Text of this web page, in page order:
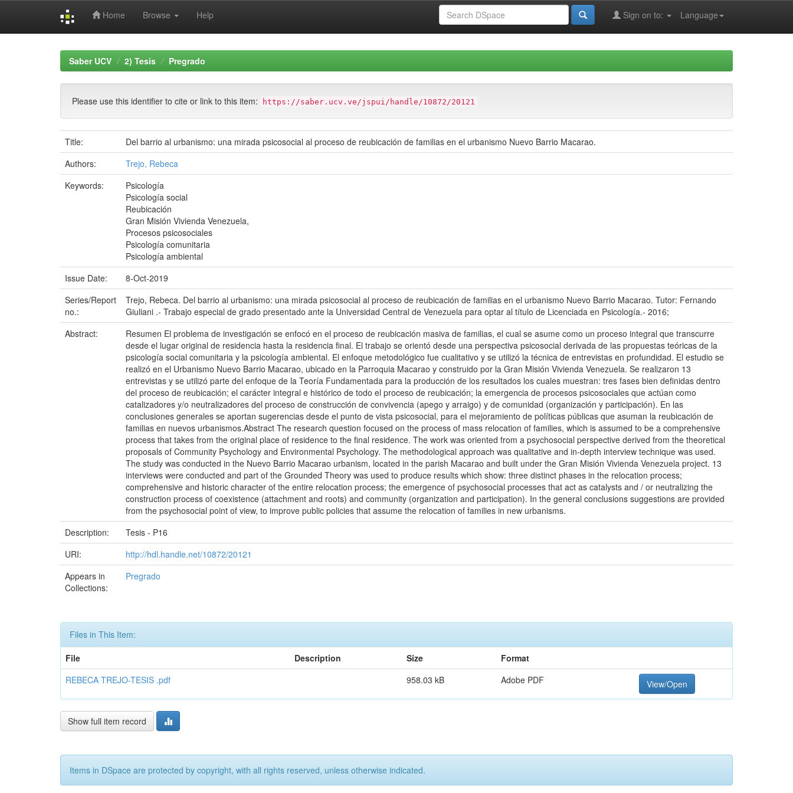
Home Browse Help Language
Sign on to:
Saber UCV 2) Tesis Pregrado
Please use this identifier to cite or link to this item: https://saber.ucv.ve/jspui/handle/10872/20121
Title:
Del barrio al urbanismo: una mirada psicosocial al proceso de reubicación de familias en el urbanismo Nuevo Barrio Macarao.
Authors:
Trejo, Rebeca
Keywords:
Psicología
Psicología social
Reubicación
Gran Misión Vivienda Venezuela,
Procesos psicosociales
Psicología comunitaria
Psicología ambiental
Issue Date:
8-Oct-2019
Series/Report
no.:
Trejo, Rebeca. Del barrio al urbanismo: una mirada psicosocial al proceso de reubicación de familias en el urbanismo Nuevo Barrio Macarao. Tutor: Fernando
Giuliani .- Trabajo especial de grado presentado ante la Universidad Central de Venezuela para optar al título de Licenciada en Psicología.- 2016;
Abstract:
Resumen El problema de investigación se enfocó en el proceso de reubicación masiva de familias, el cual se asume como un proceso integral que transcurre
desde el lugar original de residencia hasta la residencia final. El trabajo se orientó desde una perspectiva psicosocial derivada de las propuestas teóricas de la
psicología social comunitaria y la psicología ambiental. El enfoque metodológico fue cualitativo y se utilizó la técnica de entrevistas en profundidad. El estudio se
realizó en el Urbanismo Nuevo Barrio Macarao, ubicado en la Parroquia Macarao y construido por la Gran Misión Vivienda Venezuela. Se realizaron 13
entrevistas y se utilizó parte del enfoque de la Teoría Fundamentada para la producción de los resultados los cuales muestran: tres fases bien definidas dentro
del proceso de reubicación; el carácter integral e histórico de todo el proceso de reubicación; la emergencia de procesos psicosociales que actúan como
catalizadores y/o neutralizadores del proceso de construcción de convivencia (apego y arraigo) y de comunidad (organización y participación). En las
conclusiones generales se aportan sugerencias desde el punto de vista psicosocial, para el mejoramiento de políticas públicas que asuman la reubicación de
familias en nuevos urbanismos.Abstract The research question focused on the process of mass relocation of families, which is assumed to be a comprehensive
process that takes from the original place of residence to the final residence. The work was oriented from a psychosocial perspective derived from the theoretical
proposals of Community Psychology and Environmental Psychology. The methodological approach was qualitative and in-depth interview technique was used.
The study was conducted in the Nuevo Barrio Macarao urbanism, located in the parish Macarao and built under the Gran Misión Vivienda Venezuela project. 13
interviews were conducted and part of the Grounded Theory was used to produce results which show: three distinct phases in the relocation process;
comprehensive and historic character of the entire relocation process; the emergence of psychosocial processes that act as catalysts and / or neutralizing the
construction process of coexistence (attachment and roots) and community (organization and participation). In the general conclusions suggestions are provided
from the psychosocial point of view, to improve public policies that assume the relocation of families in new urbanisms.
Description:
Tesis - P16
URI:
http://hdl.handle.net/10872/20121
Appears in
Collections:
Pregrado
Files in This Item:
File
Description Size
Format
REBECA TREJO-TESIS .pdf
958.03 kB Adobe PDF View/Open
Show full item record
Items in DSpace are protected by copyright, with all rights reserved, unless otherwise indicated.